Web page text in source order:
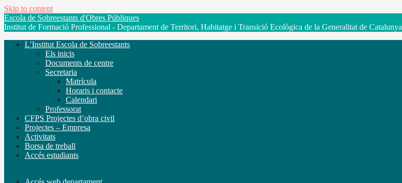
Skip to content
Escola de Sobreestants d'Obres Públiques
Institut de Formació Professional - Departament de Territori, Habitatge i Transició Ecològica de la Generalitat de Catalunya
L’Institut Escola de Sobreestants
Els inicis
Documents de centre
Secretaria
Matrícula
Horaris i contacte
Calendari
Professorat
CFPS Projectes d’obra civil
Projectes – Empresa
Activitats
Borsa de treball
Accés estudiants